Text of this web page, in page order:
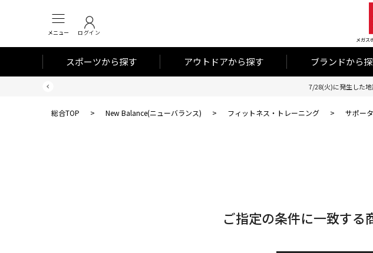
メニュー ログイン
メガス
スポーツから探す アウトドアから探す ブランドから
7/28(火)に発生した
総合TOP > New Balance(ニューバランス) > フィットネス・トレーニング > サポー
ご指定の条件に一致する